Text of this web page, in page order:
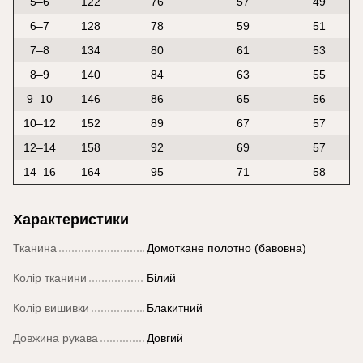
6–7
128 78 59
51
7–8
134 80 61
53
8–9
140 84 63
55
9–10
146 86 65
56
10–12
152 89 67
57
12–14
158 92 69
57
14–16
164 95 71 58
Характеристики
Тканина Домоткане полотно (бавовна)
Колір тканини Білий
Колір вишивки Блакитний
Довжина рукава Довгий